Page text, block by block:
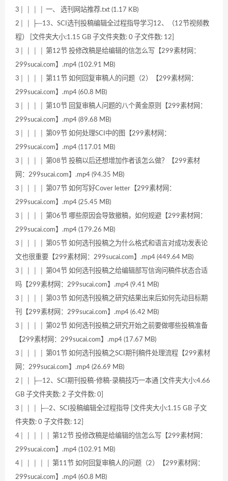
3│ │ │ │ 一、 选刊网站推荐.txt (1.17 KB)
2│ │ ├─13、SCI选刊投稿编辑全过程指导学习12、（12节视频教
程） [文件夹大小:1.15 GB 子文件夹数: 0 子文件数: 12]
3│ │ │ │ 第12节 投修改稿是给编辑的信怎么写【299素材网：
299sucai.com】.mp4 (102.91 MB)
3│ │ │ │ 第11节 如何回复审稿人的问题（2）【299素材网：
299sucai.com】.mp4 (60.8 MB)
3│ │ │ │ 第10节 回复审稿人问题的八个黄金原则【299素材网：
299sucai.com】.mp4 (89.68 MB)
3│ │ │ │ 第09节 如何处理SCI中的图【299素材网：
299sucai.com】.mp4 (117.01 MB)
3│ │ │ │ 第08节 投稿以后还想增加作者该怎么做？【299素材
网：299sucai.com】.mp4 (94.35 MB)
3│ │ │ │ 第07节 如何写好Cover letter【299素材网：
299sucai.com】.mp4 (25.45 MB)
3│ │ │ │ 第06节 哪些原因会导致撤稿，如何规避【299素材网：
299sucai.com】.mp4 (179.26 MB)
3│ │ │ │ 第05节 如何选刊投稿之为什么格式和语言对成功发表论
文也很重要【299素材网：299sucai.com】.mp4 (449.64 MB)
3│ │ │ │ 第04节 如何选刊投稿之给编辑部写信询问稿件状态合适
吗【299素材网：299sucai.com】.mp4 (9.41 MB)
3│ │ │ │ 第03节 如何选刊投稿之研究结果出来后如何先动目标期
刊【299素材网：299sucai.com】.mp4 (6.42 MB)
3│ │ │ │ 第02节 如何选刊投稿之研究开始之前要做哪些投稿准备
【299素材网：299sucai.com】.mp4 (17.67 MB)
3│ │ │ │ 第01节 如何选刊投稿之SCI期刊稿件处理流程【299素材
网：299sucai.com】.mp4 (26.69 MB)
2│ │ ├─12、SCI期刊投稿-修稿-录稿技巧一本通 [文件夹大小:4.66
GB 子文件夹数: 2 子文件数: 0]
3│ │ │ ├─2、SCI投稿编辑全过程指导 [文件夹大小:1.15 GB 子文
件夹数: 0 子文件数: 12]
4│ │ │ │ │ 第12节 投修改稿是给编辑的信怎么写【299素材网：
299sucai.com】.mp4 (102.91 MB)
4│ │ │ │ │ 第11节 如何回复审稿人的问题（2）【299素材网：
299sucai.com】.mp4 (60.8 MB)